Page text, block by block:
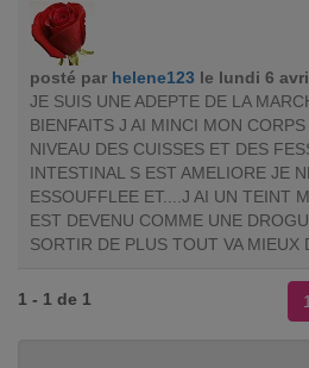
posté par helene123 le lundi 6
JE SUIS UNE ADEPTE DE LA
BIENFAITS J AI MINCI MON
NIVEAU DES CUISSES ET DES
INTESTINAL S EST AMELIORE JE
ESSOUFFLEE ET....J AI UN TEINT
EST DEVENU COMME UNE
SORTIR DE PLUS TOUT VA MIEUX
1 - 1 de 1